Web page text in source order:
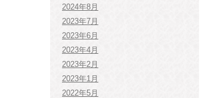
2024年8月
2023年7月
2023年6月
2023年4月
2023年2月
2023年1月
2022年5月